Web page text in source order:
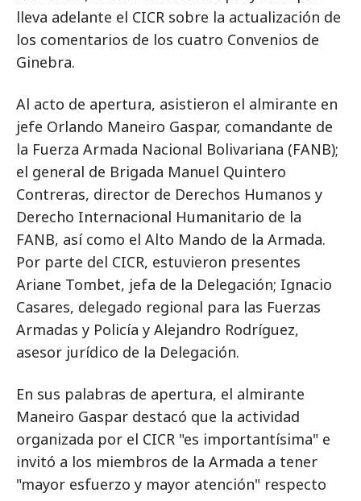
lleva adelante el CICR sobre la actualización de
los comentarios de los cuatro Convenios de
Ginebra.
Al acto de apertura, asistieron el almirante en
jefe Orlando Maneiro Gaspar, comandante de
la Fuerza Armada Nacional Bolivariana (FANB);
el general de Brigada Manuel Quintero
Contreras, director de Derechos Humanos y
Derecho Internacional Humanitario de la
FANB, así como el Alto Mando de la Armada.
Por parte del CICR, estuvieron presentes
Ariane Tombet, jefa de la Delegación; Ignacio
Casares, delegado regional para las Fuerzas
Armadas y Policía y Alejandro Rodríguez,
asesor jurídico de la Delegación.
En sus palabras de apertura, el almirante
Maneiro Gaspar destacó que la actividad
organizada por el CICR "es importantísima" e
invitó a los miembros de la Armada a tener
"mayor esfuerzo y mayor atención" respecto